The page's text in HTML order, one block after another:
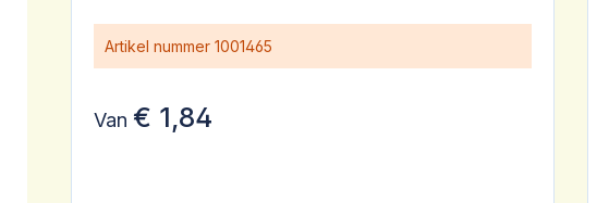
Artikel nummer 1001465
Van € 1,84